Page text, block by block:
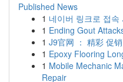
Published News
1 네이버 링크로 접
1 Ending Gout
1 J9官网 ： 精彩 促
1 Epoxy Flooring
1 Mobile Mechanic
Repair